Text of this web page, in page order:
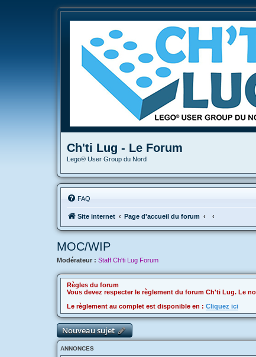
Ch'ti Lug - Le Forum
Lego® User Group du Nord
FAQ
Site internet Page d'accueil du forum
MOC/WIP
Modérateur : Staff Ch'ti Lug Forum
Règles du forum
Vous devez respecter le règlement du forum Ch'ti Lug. Le
Le règlement au complet est disponible en : Cliquez ici
Nouveau sujet
ANNONCES